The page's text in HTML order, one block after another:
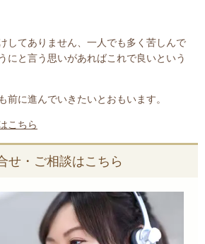
してありません、一人でも多く苦しんで
にと言う思いがあればこれで良いという
前に進んでいきたいとおもいます。
こちら
せ・ご相談はこちら